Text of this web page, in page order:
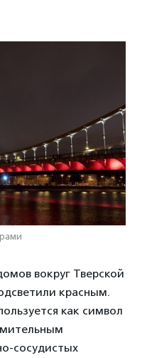
вокруг Тверской
красным.
как символ
сосудистых